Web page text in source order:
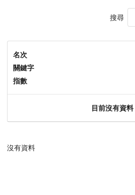
搜尋
名次
關鍵字
指數
目前沒有資料
沒有資料